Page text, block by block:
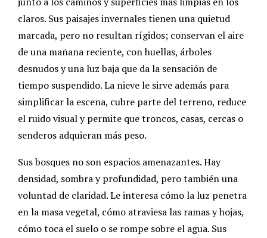
claros. Sus paisajes invernales tienen una quietud
marcada, pero no resultan rígidos; conservan el aire
de una mañana reciente, con huellas, árboles
desnudos y una luz baja que da la sensación de
tiempo suspendido. La nieve le sirve además para
simplificar la escena, cubre parte del terreno, reduce
el ruido visual y permite que troncos, casas, cercas o
senderos adquieran más peso.
Sus bosques no son espacios amenazantes. Hay
densidad, sombra y profundidad, pero también una
voluntad de claridad. Le interesa cómo la luz penetra
en la masa vegetal, cómo atraviesa las ramas y hojas,
cómo toca el suelo o se rompe sobre el agua. Sus